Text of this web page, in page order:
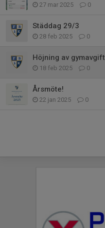
27 mar 2025 0
Städdag 29/3
28 feb 2025 0
Höjning av gymavgift
18 feb 2025 0
Årsmöte!
22 jan 2025 0